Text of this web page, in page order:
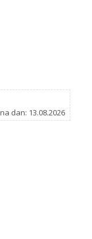
dan: 13.08.2026